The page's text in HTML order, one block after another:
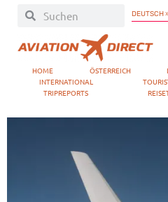
DEUTSCH
HOME ÖSTERREICH
INTERNATIONAL
TRIPREPORTS